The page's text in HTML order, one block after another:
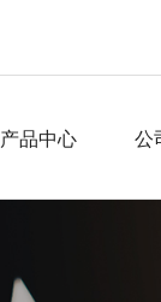
产品中心 公